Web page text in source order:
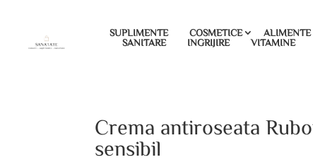
SUPLIMENTE COSMETICE ALIMENTE
SANITARE
INGRIJIRE VITAMINE
Crema antiroseata
sensibil